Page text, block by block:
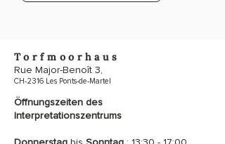
Torfmoorhaus
Rue Major-Benoît 3,
CH-2316 Les Ponts-de-Martel
Öffnungszeiten des
Interpretationszentrums